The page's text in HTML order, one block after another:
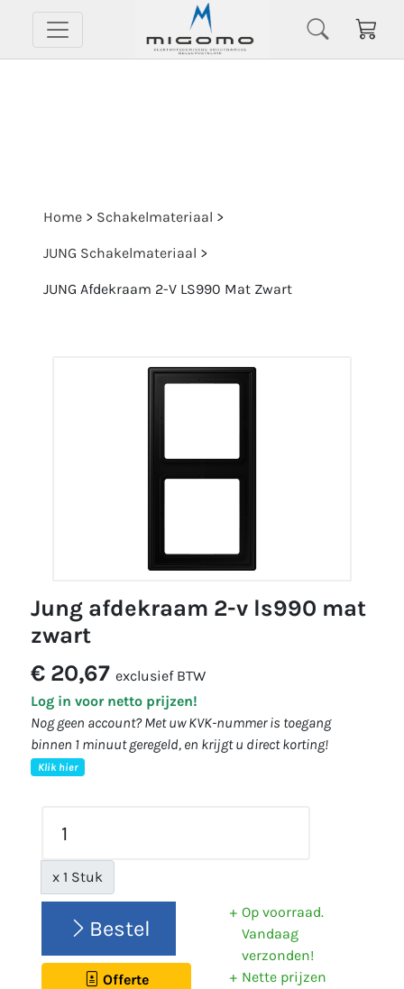
Home > Schakelmateriaal >
JUNG Schakelmateriaal >
JUNG Afdekraam 2-V LS990 Mat Zwart
jung afdekraam 2-v ls990 mat
zwart
€ 20,67 exclusief BTW
Log in voor netto prijzen!
Nog geen account? Met uw KVK-nummer is toegang
binnen 1 minuut geregeld, en krijgt u direct korting!
Klik hier
x 1 Stuk
Bestel
Offerte
Op voorraad.
Vandaag
verzonden!
Nette prijzen